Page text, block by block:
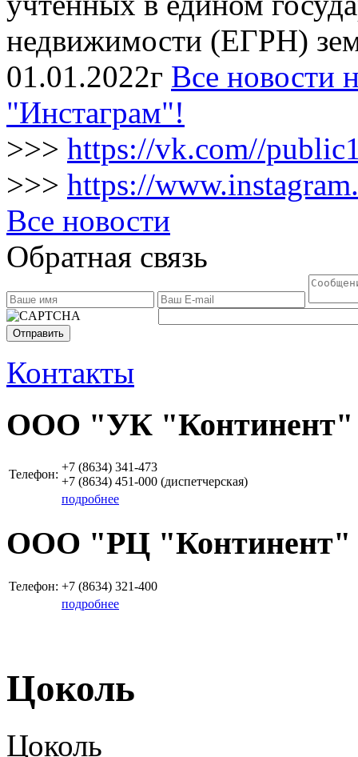
недвижимости (ЕГРН)
01.01.2022г Все новости
"Инстаграм"!
>>> https://vk.com//
>>> https://
Все новости
Обратная связь
Отправить
Контакты
OOO "УК "Континент"
Телефон:
+7 (8634) 341-473
+7 (8634) 451-000 (диспетчерская)
подробнее
ООО "РЦ "Континент"
Телефон: +7 (8634) 321-400
подробнее
Цоколь
Цоколь